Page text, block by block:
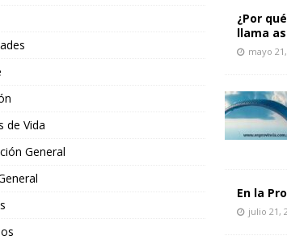
de Vida
General
¿Por
llama
mayo
En la
julio 21,